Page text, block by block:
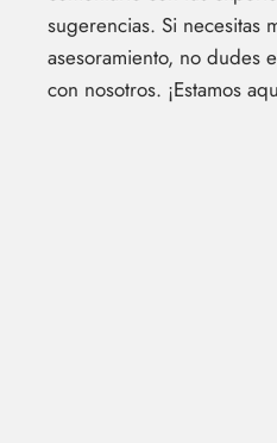
sugerencias. Si necesitas
asesoramiento, no dudes
con nosotros. ¡Estamos